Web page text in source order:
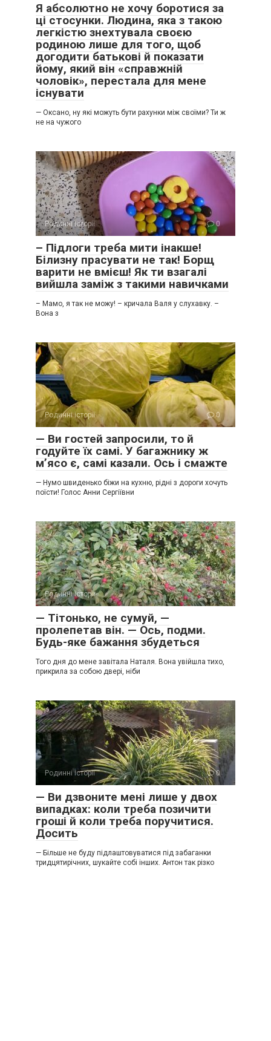
Я абсолютно не хочу боротися за
ці стосунки. Людина, яка з такою
легкістю знехтувала своєю
родиною лише для того, щоб
догодити батькові й показати
йому, який він «справжній
чоловік», перестала для мене
існувати
— Оксано, ну які можуть бути рахунки між своїми? Ти ж
не на чужого
Родинні історії 0
– Підлоги треба мити інакше!
Білизну прасувати не так! Борщ
варити не вмієш! Як ти взагалі
вийшла заміж з такими навичками
– Мамо, я так не можу! – кричала Валя у слухавку. –
Вона з
Родинні історії 0
— Ви гостей запросили, то й
годуйте їх самі. У багажнику ж
м’ясо є, самі казали. Ось і смажте
— Нумо швиденько біжи на кухню, рідні з дороги хочуть
поїсти! Голос Анни Сергіївни
Родинні історії 0
— Тітонько, не сумуй, —
пролепетав він. — Ось, подми.
Будь-яке бажання збудеться
Того дня до мене завітала Наталя. Вона увійшла тихо,
прикрила за собою двері, ніби
Родинні історії 0
— Ви дзвоните мені лише у двох
випадках: коли треба позичити
гроші й коли треба поручитися.
Досить
— Більше не буду підлаштовуватися під забаганки
тридцятирічних, шукайте собі інших. Антон так різко